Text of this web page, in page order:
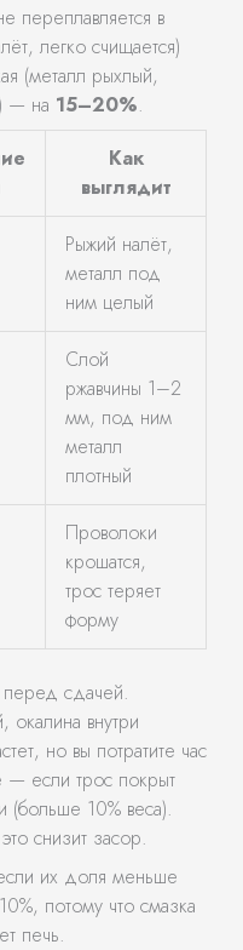
переплавляется в
легко счищается)
(металл рыхлый,
— на 15–20%.
Как
выглядит
Рыжий налёт,
металл под
ним целый
Слой
ржавчины 1–2
мм, под ним
металл
плотный
Проволоки
крошатся,
трос теряет
форму
перед сдачей.
окалина внутри
но вы потратите час
— если трос покрыт
(больше 10% веса).
снизит засор.
их доля меньше
потому что смазка
печь.